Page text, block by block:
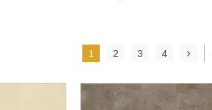
1 2 3 4